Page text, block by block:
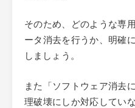
そのため、どのような専
ータ消去を行うか、明確
しましょう。
また「ソフトウェア消去
理破壊にしか対応してい